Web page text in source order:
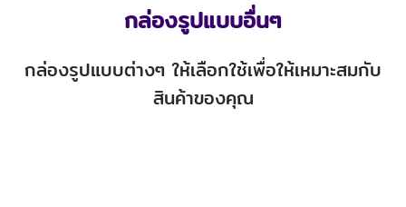
กล่องรูปแบบอื่นๆ
กล่องรูปแบบต่างๆ ให้เลือกใช้เพื่อให้เหมาะสมกับ
สินค้าของคุณ